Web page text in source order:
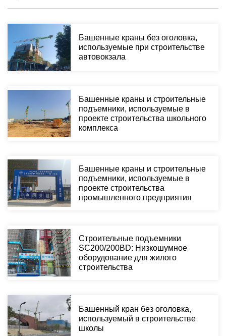
Башенные краны без оголовка,
используемые при строительстве
автовокзала
Башенные краны и строительные
подъемники, используемые в
проекте строительства школьного
комплекса
Башенные краны и строительные
подъемники, используемые в
проекте строительства
промышленного предприятия
Строительные подъемники
SC200/200BD: Низкошумное
оборудование для жилого
строительства
Башенный кран без оголовка,
используемый в строительстве
школы